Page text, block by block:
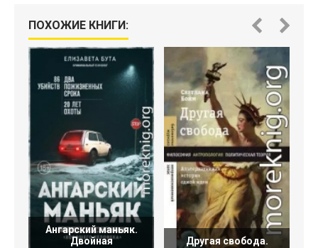
ПОХОЖИЕ КНИГИ:
Ангарский маньяк.
Двойная
Другая свобода.